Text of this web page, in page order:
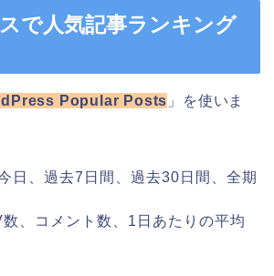
で人気記事ランキング
Popular Posts 」を使いま
日、過去7日間、過去30日間、全期
、コメント数、1日あたりの平均